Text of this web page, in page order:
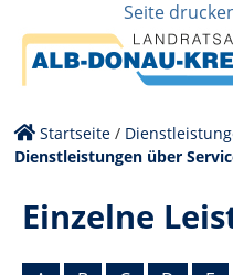
Seite
Startseite /
Dienstleistungen über
Einzelne